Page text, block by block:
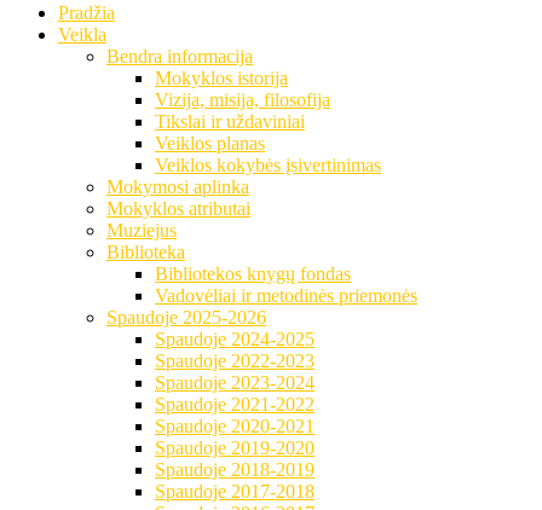
Pradžia
Veikla
Bendra informacija
Mokyklos istorija
Vizija, misija, filosofija
Tikslai ir uždaviniai
Veiklos planas
Veiklos kokybės įsivertinimas
Mokymosi aplinka
Mokyklos atributai
Muziejus
Biblioteka
Bibliotekos knygų fondas
Vadovėliai ir metodinės priemonės
Spaudoje 2025-2026
Spaudoje 2024-2025
Spaudoje 2022-2023
Spaudoje 2023-2024
Spaudoje 2021-2022
Spaudoje 2020-2021
Spaudoje 2019-2020
Spaudoje 2018-2019
Spaudoje 2017-2018